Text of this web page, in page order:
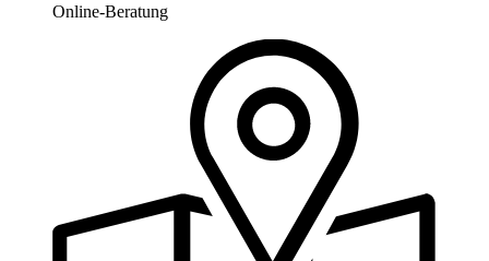
Online-Beratung